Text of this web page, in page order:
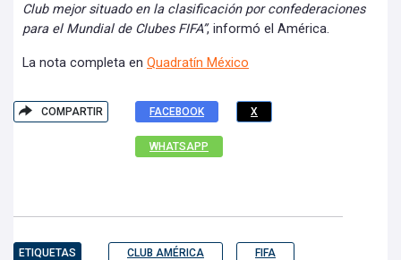
Club mejor situado en la clasificación por confederaciones
para el Mundial de Clubes FIFA”, informó el América.
La nota completa en Quadratín México
COMPARTIR FACEBOOK X
WHATSAPP
ETIQUETAS CLUB AMÉRICA FIFA